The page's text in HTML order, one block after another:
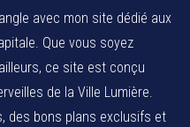
avec mon site dédié aux
Que vous soyez
ce site est conçu
de la Ville Lumière.
des bons plans exclusifs et